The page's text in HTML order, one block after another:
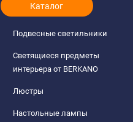
Каталог
Подвесные светильники
Светящиеся предметы
интерьера от BERKANO
Люстры
Настольные лампы